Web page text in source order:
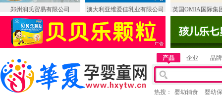
郑州润氏贸易有限公司 澳大利亚维爱佳乳业有限公司 英国OMIA国际集
产品 企业 品牌
热搜： 婴幼辅食 婴幼